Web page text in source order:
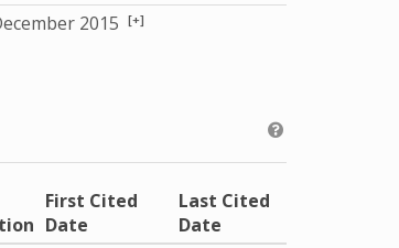
2015 [+]
First Cited
Date
Last Cited
Date